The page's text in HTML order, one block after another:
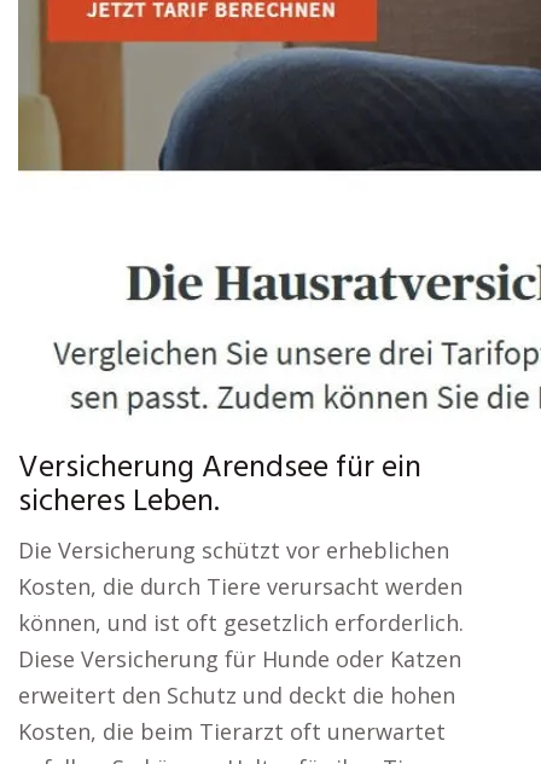
Versicherung Arendsee für ein
sicheres Leben.
Die Versicherung schützt vor erheblichen
Kosten, die durch Tiere verursacht werden
können, und ist oft gesetzlich erforderlich.
Diese Versicherung für Hunde oder Katzen
erweitert den Schutz und deckt die hohen
Kosten, die beim Tierarzt oft unerwartet